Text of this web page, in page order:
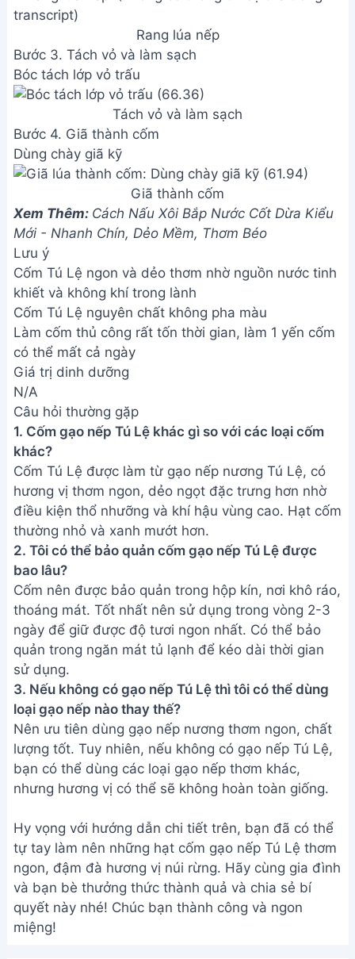
Rang lúa nếp
Bước 3. Tách vỏ và làm sạch
Bóc tách lớp vỏ trấu
Tách vỏ và làm sạch
Bước 4. Giã thành cốm
Dùng chày giã kỹ
Giã thành cốm
Xem Thêm: Cách Nấu Xôi Bắp Nước Cốt Dừa Kiểu
Mới - Nhanh Chín, Dẻo Mềm, Thơm Béo
Lưu ý
Cốm Tú Lệ ngon và dẻo thơm nhờ nguồn nước tinh
khiết và không khí trong lành
Cốm Tú Lệ nguyên chất không pha màu
Làm cốm thủ công rất tốn thời gian, làm 1 yến cốm
có thể mất cả ngày
Giá trị dinh dưỡng
N/A
Câu hỏi thường gặp
1. Cốm gạo nếp Tú Lệ khác gì so với các loại cốm
khác?
Cốm Tú Lệ được làm từ gạo nếp nương Tú Lệ, có
hương vị thơm ngon, dẻo ngọt đặc trưng hơn nhờ
điều kiện thổ nhưỡng và khí hậu vùng cao. Hạt cốm
thường nhỏ và xanh mướt hơn.
2. Tôi có thể bảo quản cốm gạo nếp Tú Lệ được
bao lâu?
Cốm nên được bảo quản trong hộp kín, nơi khô ráo,
thoáng mát. Tốt nhất nên sử dụng trong vòng 2-3
ngày để giữ được độ tươi ngon nhất. Có thể bảo
quản trong ngăn mát tủ lạnh để kéo dài thời gian
sử dụng.
3. Nếu không có gạo nếp Tú Lệ thì tôi có thể dùng
loại gạo nếp nào thay thế?
Nên ưu tiên dùng gạo nếp nương thơm ngon, chất
lượng tốt. Tuy nhiên, nếu không có gạo nếp Tú Lệ,
bạn có thể dùng các loại gạo nếp thơm khác,
nhưng hương vị có thể sẽ không hoàn toàn giống.
Hy vọng với hướng dẫn chi tiết trên, bạn đã có thể
tự tay làm nên những hạt cốm gạo nếp Tú Lệ thơm
ngon, đậm đà hương vị núi rừng. Hãy cùng gia đình
và bạn bè thưởng thức thành quả và chia sẻ bí
quyết này nhé! Chúc bạn thành công và ngon
miệng!